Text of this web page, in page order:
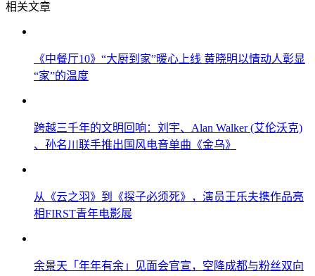
相关文章
《中餐厅10》“大厨到家”暖心上线 黄晓明以情动人彰显
“家”的温度
跨越三千年的文明回响：刘宇、Alan Walker (艾伦沃克)
、孙名川联手推出国风电音单曲《金乌》
从《云之羽》到《探子必须死》，演员王乐夫携作品亮
相FIRST青年电影展
余景天「年年有余」见面会官宣，空降成都与粉丝双向